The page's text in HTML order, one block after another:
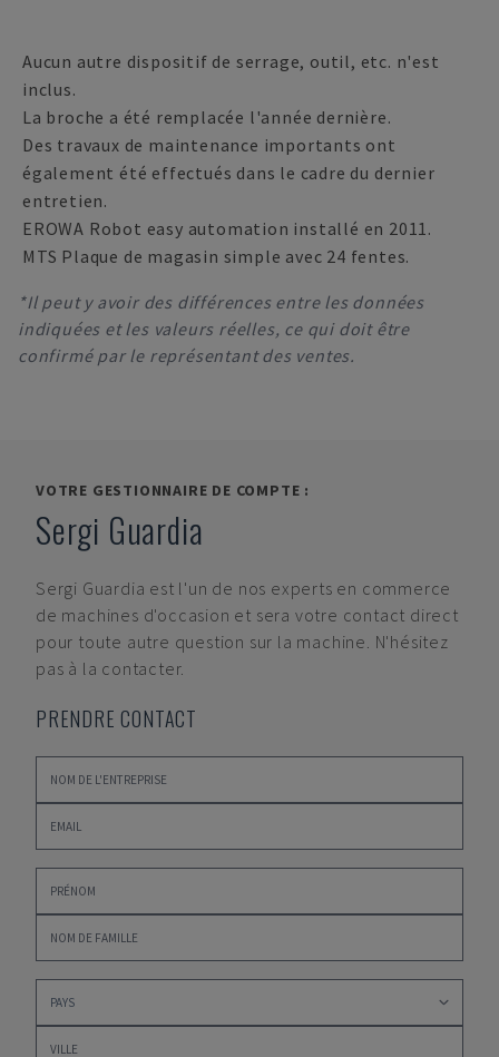
Aucun autre dispositif de serrage, outil, etc. n'est
inclus.
La broche a été remplacée l'année dernière.
Des travaux de maintenance importants ont
également été effectués dans le cadre du dernier
entretien.
EROWA Robot easy automation installé en 2011.
MTS Plaque de magasin simple avec 24 fentes.
*Il peut y avoir des différences entre les données
indiquées et les valeurs réelles, ce qui doit être
confirmé par le représentant des ventes.
VOTRE GESTIONNAIRE DE COMPTE :
Sergi Guardia
Sergi Guardia est l'un de nos experts en commerce
de machines d'occasion et sera votre contact direct
pour toute autre question sur la machine. N'hésitez
pas à la contacter.
PRENDRE CONTACT